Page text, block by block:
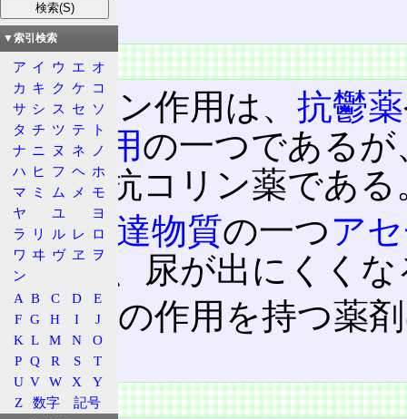
特徴
概要
抗コリン作用は、抗鬱薬
な副作用の一つであるが
薬剤が抗コリン薬である
神経伝達物質の一つア
るため、尿が出にくく
この逆の作用を持つ薬
る。
特徴
▼索引検索
ア イ ウ エ オ
カ キ ク ケ コ
サ シ ス セ ソ
タ チ ツ テ
ト
ナ ニ ヌ ネ
ノ
ハ ヒ フ ヘ ホ
マ ミ ム メ
モ
ヤ
ユ
ヨ
ラ
リ ル レ ロ
ワ ヰ ヴ ヱ
ヲ
ン
A B C D
E
F G H I
J
K L M N
O
P Q R S
T
U V W X
Y
Z
数字 記号